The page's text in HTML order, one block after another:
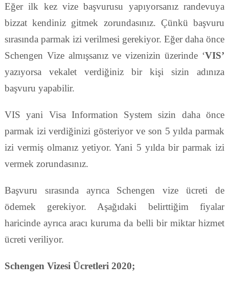
Eğer ilk kez vize başvurusu yapıyorsanız randevuya
bizzat kendiniz gitmek zorundasınız. Çünkü başvuru
sırasında parmak izi verilmesi gerekiyor. Eğer daha önce
Schengen Vize almışsanız ve vizenizin üzerinde ‘VIS’
yazıyorsa vekalet verdiğiniz bir kişi sizin adınıza
başvuru yapabilir.
VIS yani Visa Information System sizin daha önce
parmak izi verdiğinizi gösteriyor ve son 5 yılda parmak
izi vermiş olmanız yetiyor. Yani 5 yılda bir parmak izi
vermek zorundasınız.
Başvuru sırasında ayrıca Schengen vize ücreti de
ödemek gerekiyor. Aşağıdaki belirttiğim fiyalar
haricinde ayrıca aracı kuruma da belli bir miktar hizmet
ücreti veriliyor.
Schengen Vizesi Ücretleri 2020;